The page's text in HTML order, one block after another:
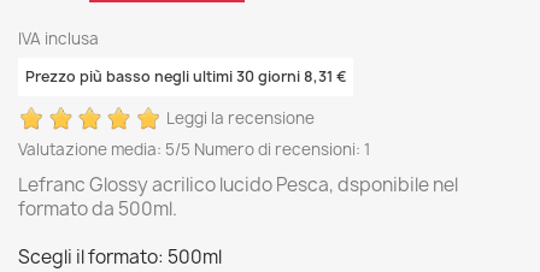
IVA inclusa
Prezzo più basso negli ultimi 30 giorni 8,31 €
Leggi la recensione
Valutazione media: 5/5 Numero di recensioni: 1
Lefranc Glossy acrilico lucido Pesca, dsponibile nel
formato da 500ml.
Scegli il formato: 500ml